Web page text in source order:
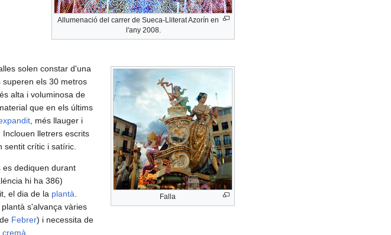
Allumenació del carrer de Sueca-Lliterat Azorín en
l'any 2008.
Falla
solen constar d'una
els 30 metros
alta i voluminosa de
que en els últims
, més llauger i
lletrers escrits
sentit crític i satíric.
es dediquen durant
hi ha 386)
el dia de la plantà
s'alvança vàries
Febrer) i necessita de
cremà